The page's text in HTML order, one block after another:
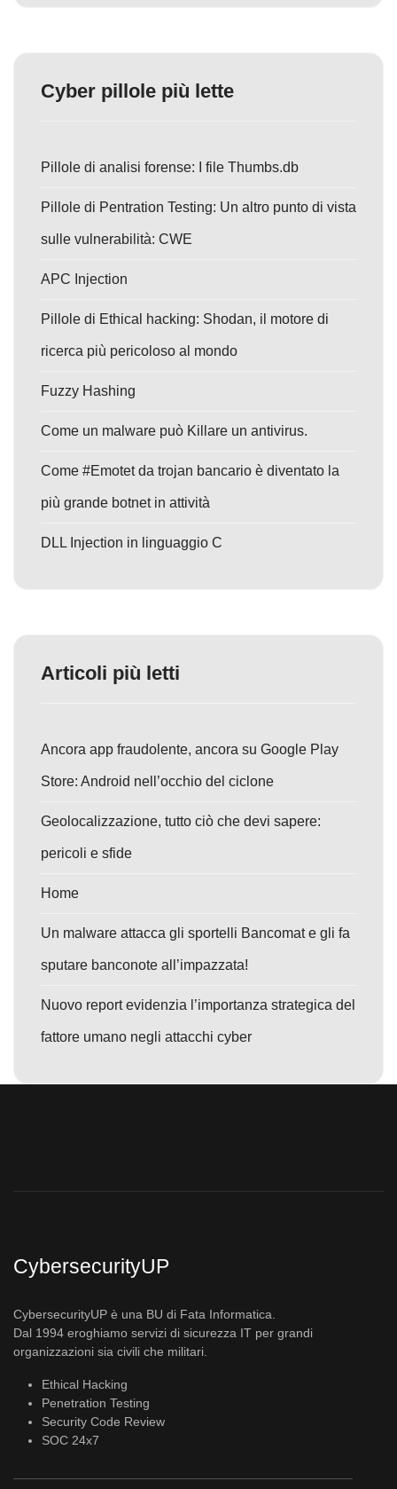
Cyber pillole più lette
Pillole di analisi forense: I file Thumbs.db
Pillole di Pentration Testing: Un altro punto di vista
sulle vulnerabilità: CWE
APC Injection
Pillole di Ethical hacking: Shodan, il motore di
ricerca più pericoloso al mondo
Fuzzy Hashing
Come un malware può Killare un antivirus.
Come #Emotet da trojan bancario è diventato la
più grande botnet in attività
DLL Injection in linguaggio C
Articoli più letti
Ancora app fraudolente, ancora su Google Play
Store: Android nell’occhio del ciclone
Geolocalizzazione, tutto ciò che devi sapere:
pericoli e sfide
Home
Un malware attacca gli sportelli Bancomat e gli fa
sputare banconote all’impazzata!
Nuovo report evidenzia l’importanza strategica del
fattore umano negli attacchi cyber
CybersecurityUP
CybersecurityUP è una BU di Fata Informatica.
Dal 1994 eroghiamo servizi di sicurezza IT per grandi
organizzazioni sia civili che militari.
Ethical Hacking
Penetration Testing
Security Code Review
SOC 24x7